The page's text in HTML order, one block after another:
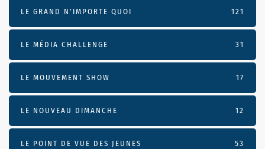
LE GRAND N’IMPORTE QUOI 121
LE MÉDIA CHALLENGE 31
LE MOUVEMENT SHOW 17
LE NOUVEAU DIMANCHE 12
LE POINT DE VUE DES JEUNES 53